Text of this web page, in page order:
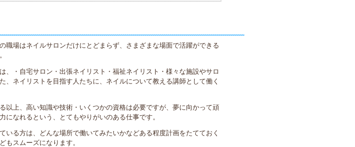
職場はネイルサロンだけにとどまらず、さまざまな場面で活躍ができる
、・自宅サロン・出張ネイリスト・福祉ネイリスト・様々な施設やサロ
、ネイリストを目指す人たちに、ネイルについて教える講師として働く
以上、高い知識や技術・いくつかの資格は必要ですが、夢に向かって頑
になれるという、とてもやりがいのある仕事です。
いる方は、どんな場所で働いてみたいかなどある程度計画をたてておく
もスムーズになります。